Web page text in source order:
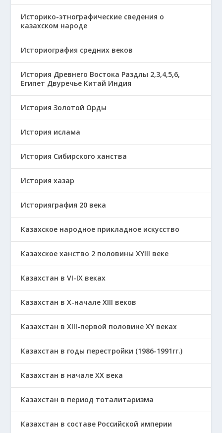
Историко-этнографические сведения о
казахском народе
Историография средних веков
История Древнего Востока Раздлы 2,3,4,5,6,
Египет Двуречье Китай Индия
История Золотой Орды
История ислама
История Сибирского ханства
История хазар
Историяграфия 20 века
Казахское народное прикладное искусство
Казахское ханство 2 половины ХҮІІІ веке
Казахстан в VI-IX веках
Казахстан в X-начале XIII веков
Казахстан в XIII-первой половине ХҮ веках
Казахстан в годы перестройки (1986-1991гг.)
Казахстан в начале ХХ века
Казахстан в период тоталитаризма
Казахстан в составе Российской империи